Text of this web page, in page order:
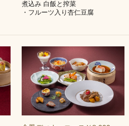
煮込み 白飯と搾菜
・フルーツ入り杏仁豆腐